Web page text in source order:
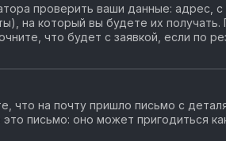
проверить ваши данные: адрес, с
на который вы будете их
что будет с заявкой, если по
что на почту пришло письмо с
письмо: оно может пригодиться